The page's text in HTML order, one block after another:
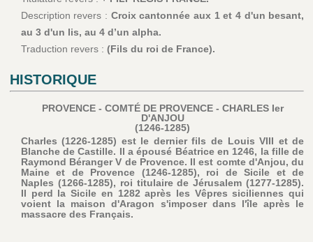
Description revers : Croix cantonnée aux 1 et 4 d'un besant,
au 3 d'un lis, au 4 d’un alpha.
Traduction revers : (Fils du roi de France).
HISTORIQUE
PROVENCE - COMTÉ DE PROVENCE - CHARLES Ier
D'ANJOU
(1246-1285)
Charles (1226-1285) est le dernier fils de Louis VIII et de
Blanche de Castille. Il a épousé Béatrice en 1246, la fille de
Raymond Béranger V de Provence. Il est comte d'Anjou, du
Maine et de Provence (1246-1285), roi de Sicile et de
Naples (1266-1285), roi titulaire de Jérusalem (1277-1285).
Il perd la Sicile en 1282 après les Vêpres siciliennes qui
voient la maison d'Aragon s'imposer dans l'île après le
massacre des Français.